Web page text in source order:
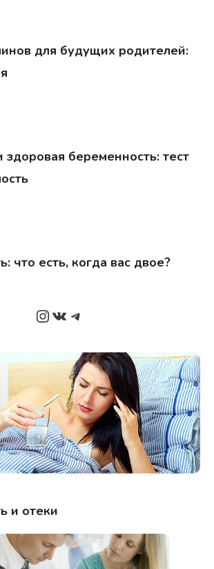
для будущих родителей:
беременность: тест
что есть, когда вас двое?
Instagram
ВКонтакте
Telegram
и отеки